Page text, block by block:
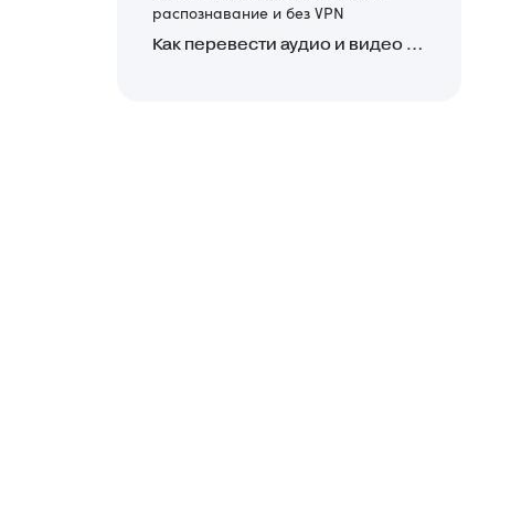
распознавание и без VPN
Как перевести аудио и видео в текст: обзор 24 нейросетей, программ и сервисов для транскрибации